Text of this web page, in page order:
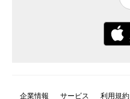
企業情報 サービス 利用規約